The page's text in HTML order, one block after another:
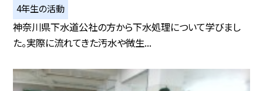
4年生の活動
神奈川県下水道公社の方から下水処理について学びまし
た。実際に流れてきた汚水や微生...